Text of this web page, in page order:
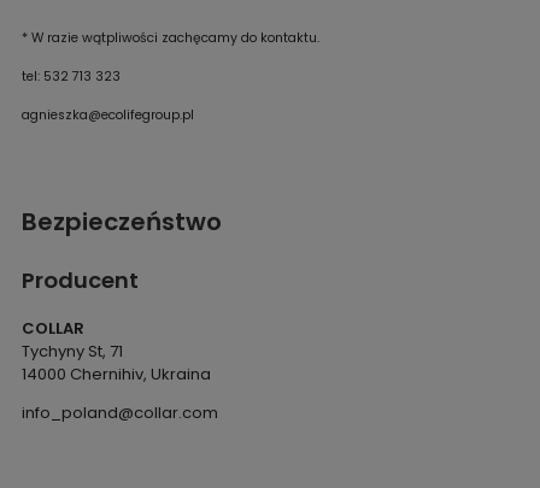
* W razie wątpliwości zachęcamy do kontaktu.
tel: 532 713 323
agnieszka@ecolifegroup.pl
Bezpieczeństwo
Producent
COLLAR
Tychyny St, 71
14000 Chernihiv, Ukraina
info_poland@collar.com